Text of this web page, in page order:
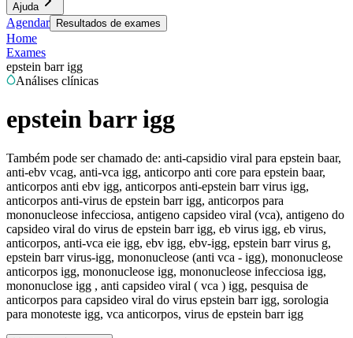
Ajuda
Agendar Resultados de exames
Home
Exames
epstein barr igg
Análises clínicas
epstein barr igg
Também pode ser chamado de: anti-capsidio viral para epstein baar,
anti-ebv vcag, anti-vca igg, anticorpo anti core para epstein baar,
anticorpos anti ebv igg, anticorpos anti-epstein barr virus igg,
anticorpos anti-virus de epstein barr igg, anticorpos para
mononucleose infecciosa, antigeno capsideo viral (vca), antigeno do
capsideo viral do virus de epstein barr igg, eb virus igg, eb virus,
anticorpos, anti-vca eie igg, ebv igg, ebv-igg, epstein barr virus g,
epstein barr virus-igg, mononucleose (anti vca - igg), mononucleose
anticorpos igg, mononucleose igg, mononucleose infecciosa igg,
mononuclose igg , anti capsideo viral ( vca ) igg, pesquisa de
anticorpos para capsideo viral do virus epstein barr igg, sorologia
para monoteste igg, vca anticorpos, virus de epstein barr igg